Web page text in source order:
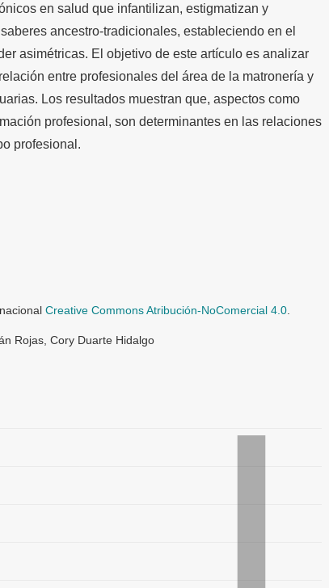
en salud que infantilizan, estigmatizan y
ancestro-tradicionales, estableciendo en el
asimétricas. El objetivo de este artículo es analizar
entre profesionales del área de la matronería y
Los resultados muestran que, aspectos como
profesional, son determinantes en las relaciones
profesional.
Creative Commons Atribución-NoComercial 4.0
Rojas, Cory Duarte Hidalgo